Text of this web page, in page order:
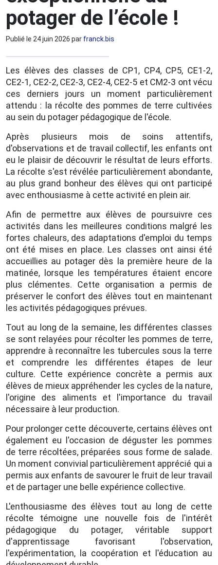
potager de l’école !
Publié le 24 juin 2026 par franck.bis
Les élèves des classes de CP1, CP4, CP5, CE1-2,
CE2-1, CE2-2, CE2-3, CE2-4, CE2-5 et CM2-3 ont vécu
ces derniers jours un moment particulièrement
attendu : la récolte des pommes de terre cultivées
au sein du potager pédagogique de l'école.
Après plusieurs mois de soins attentifs,
d'observations et de travail collectif, les enfants ont
eu le plaisir de découvrir le résultat de leurs efforts.
La récolte s'est révélée particulièrement abondante,
au plus grand bonheur des élèves qui ont participé
avec enthousiasme à cette activité en plein air.
Afin de permettre aux élèves de poursuivre ces
activités dans les meilleures conditions malgré les
fortes chaleurs, des adaptations d'emploi du temps
ont été mises en place. Les classes ont ainsi été
accueillies au potager dès la première heure de la
matinée, lorsque les températures étaient encore
plus clémentes. Cette organisation a permis de
préserver le confort des élèves tout en maintenant
les activités pédagogiques prévues.
Tout au long de la semaine, les différentes classes
se sont relayées pour récolter les pommes de terre,
apprendre à reconnaître les tubercules sous la terre
et comprendre les différentes étapes de leur
culture. Cette expérience concrète a permis aux
élèves de mieux appréhender les cycles de la nature,
l'origine des aliments et l'importance du travail
nécessaire à leur production.
Pour prolonger cette découverte, certains élèves ont
également eu l'occasion de déguster les pommes
de terre récoltées, préparées sous forme de salade.
Un moment convivial particulièrement apprécié qui a
permis aux enfants de savourer le fruit de leur travail
et de partager une belle expérience collective.
L'enthousiasme des élèves tout au long de cette
récolte témoigne une nouvelle fois de l'intérêt
pédagogique du potager, véritable support
d'apprentissage favorisant l'observation,
l'expérimentation, la coopération et l'éducation au